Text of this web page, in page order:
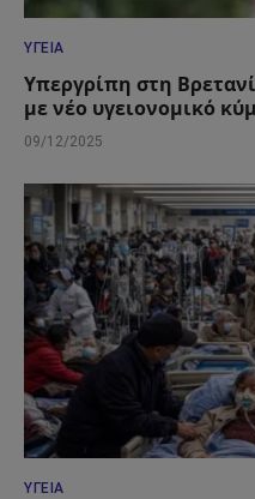
ΥΓΕΊΑ
Υπεργρίπη στη
με νέο υγειονομικό
09/12/2025
ΥΓΕΊΑ